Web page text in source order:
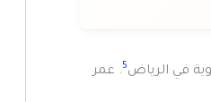
5. عمر